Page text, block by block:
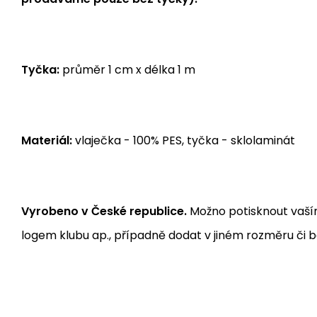
Tyčka: průměr 1 cm x délka 1 m
Materiál:vlaječka - 100% PES, tyčka - sklolaminát
Vyrobeno v České republice. Možno potisknout
logem klubu ap., případně dodat v jiném rozměru či